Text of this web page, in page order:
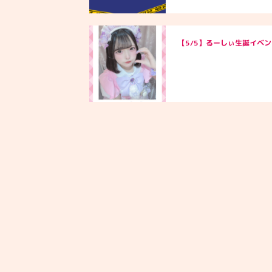
【5/5】るーしぃ生誕イベ